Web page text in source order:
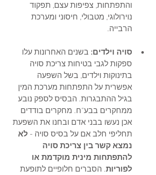
והתפתחות, צפיפות עצם, תפקוד
נוירולוגי, מטבולי, חיסוני ומערכת
הרבייה.
סויה וילדים: בשנים האחרונות עלו
ספקות לגבי בטיחות צריכת סויה
בתינוקות וילדים, בשל השפעה
אפשרית על התפתחות מערכת המין
בגיל ההתבגרות. הבסיס לספק נובע
ממחקרים בבע"ח. מחקרים בודדים
אכן נעשו בבני אדם ובחנו את השפעת
תחליפי חלב אם על בסיס סויה - לא
נמצא קשר בין צריכת סויה
להתפתחות מינית מוקדמת או
לפוריות. הסברים חלופיים לתופעת